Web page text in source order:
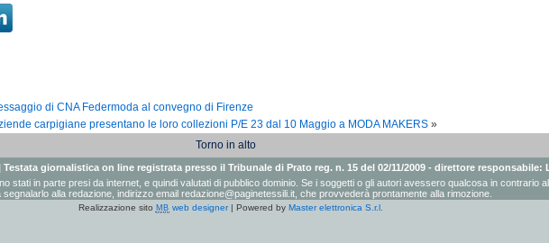
di CNA Federmoda al convegno di Firenze
carpigiane presentano le loro collezioni P/E 23 dal 10 Maggio a MODA MAKERS »
Torno in alto
giornalistica on line registrata presso il Tribunale di Prato reg. n. 15 del 02/11/2009 - direttore responsabile:
stati in parte presi da internet, e quindi valutati di pubblico dominio. Se i soggetti o gli autori avessero qualcosa in contrario
segnalarlo alla redazione, indirizzo email redazione@paginetessili.it , che provvederà prontamente alla rimozione.
Realizzazione sito MB web designer| Powered byMaster elettronica S.r.l.